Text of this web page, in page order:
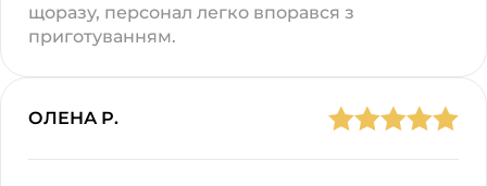
щоразу, персонал легко впорався з
приготуванням.
ОЛЕНА Р.